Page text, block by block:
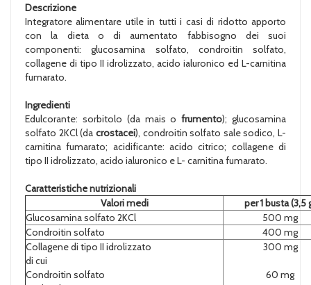
Descrizione
Integratore alimentare utile in tutti i casi di ridotto apporto
con la dieta o di aumentato fabbisogno dei suoi
componenti: glucosamina solfato, condroitin solfato,
collagene di tipo II idrolizzato, acido ialuronico ed L-carnitina
fumarato.
Ingredienti
Edulcorante: sorbitolo (da mais ofrumento); glucosamina
solfato 2KCl (da crostacei), condroitin solfato sale sodico, L-
carnitina fumarato; acidificante: acido citrico; collagene di
tipo II idrolizzato, acido ialuronico e L- carnitina fumarato.
Caratteristiche nutrizionali
Valori medi
per 1 busta (3,5
Glucosamina solfato 2KCl
500 mg
Condroitin solfato
400 mg
Collagene di tipo II idrolizzato
di cui
Condroitin solfato
300 mg
60 mg